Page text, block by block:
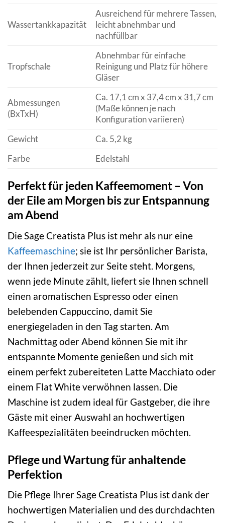
Wassertankkapazität
Ausreichend für mehrere Tassen,
leicht abnehmbar und
nachfüllbar
Tropfschale
Abnehmbar für einfache
Reinigung und Platz für höhere
Gläser
Abmessungen
(BxTxH)
Ca. 17,1 cm x 37,4 cm x 31,7 cm
(Maße können je nach
Konfiguration variieren)
Gewicht
Ca. 5,2 kg
Farbe
Edelstahl
Perfekt für jeden Kaffeemoment – Von
der Eile am Morgen bis zur Entspannung
am Abend
Die Sage Creatista Plus ist mehr als nur eine
Kaffeemaschine; sie ist Ihr persönlicher Barista,
der Ihnen jederzeit zur Seite steht. Morgens,
wenn jede Minute zählt, liefert sie Ihnen schnell
einen aromatischen Espresso oder einen
belebenden Cappuccino, damit Sie
energiegeladen in den Tag starten. Am
Nachmittag oder Abend können Sie mit ihr
entspannte Momente genießen und sich mit
einem perfekt zubereiteten Latte Macchiato oder
einem Flat White verwöhnen lassen. Die
Maschine ist zudem ideal für Gastgeber, die ihre
Gäste mit einer Auswahl an hochwertigen
Kaffeespezialitäten beeindrucken möchten.
Pflege und Wartung für anhaltende
Perfektion
Die Pflege Ihrer Sage Creatista Plus ist dank der
hochwertigen Materialien und des durchdachten